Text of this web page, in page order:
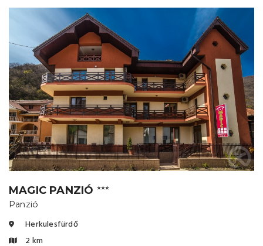
MAGIC PANZIÓ ⭐⭐⭐
Panzió
Herkulesfürdő
2 km